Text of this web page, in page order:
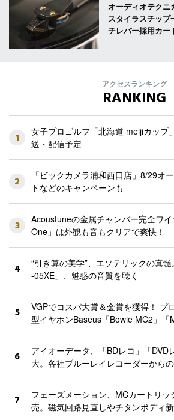
オーディオテクニ
スタイラスチップ
チレバー採用カー
アクセスランキング
RANKING
1
女子プロゴルフ「北海道 meijiカップ
送・配信予定
2
「ビックカメラ浦和西口店」8/29
トなどのキャンペーンも
3
Acoustuneの金属チャンバー完全ワ
One」は外観も音もクリアで爽快！
4
“引き算の美学”、エソテリックの真
-05XE」、魅惑の音質を聴く
5
VGPでコスパ大賞＆金賞を獲得！ プ
型イヤホンBaseus「Bowie MC2」「
6
アイオーデータ、「BDレコ」「DVD
大。各社ブルーレイレコーダーから
7
フェーズメーション、MCカートリ
売。磁気回路見直しやチタンボディ